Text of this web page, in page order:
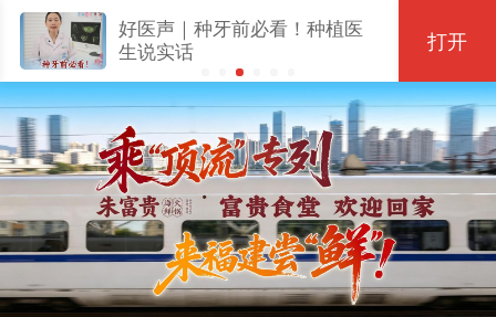
好医声｜种牙前必看！种植医
生说实话
打开